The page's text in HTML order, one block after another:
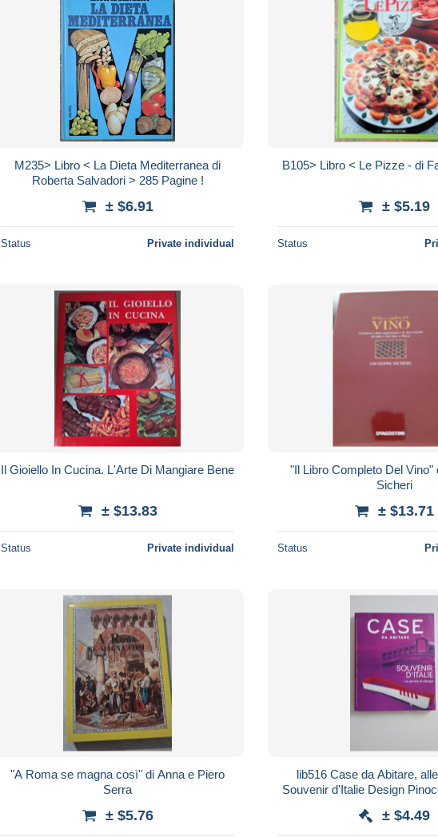
M235> Libro < La Dieta Mediterranea di
Roberta Salvadori > 285 Pagine !
± $6.91
Status Private individual
B105> Libro < Le Pizze - di
± $5.19
Status
Il Gioiello In Cucina. L'Arte Di Mangiare Bene
± $13.83
Status Private individual
"Il Libro Completo Del Vino"
Sicheri
± $13.71
Status
"A Roma se magna così" di Anna e Piero
Serra
± $5.76
lib516 Case da Abitare,
Souvenir d'Italie Design
± $4.49